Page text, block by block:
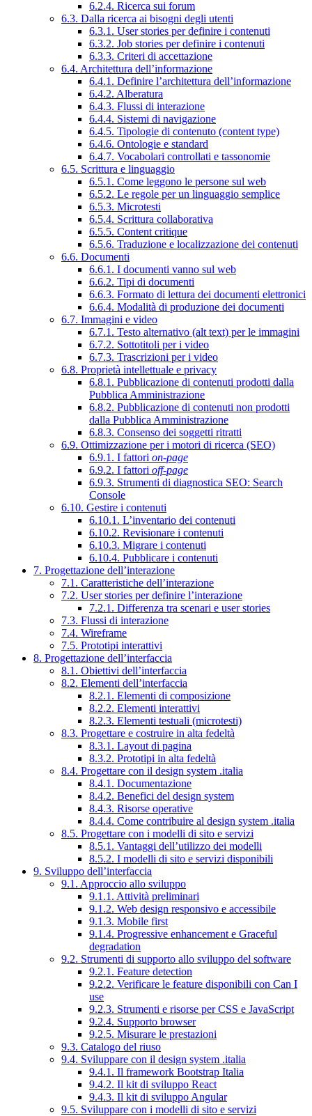
6.2.4. Ricerca sui forum
6.3. Dalla ricerca ai bisogni degli utenti
6.3.1. User stories per definire i contenuti
6.3.2. Job stories per definire i contenuti
6.3.3. Criteri di accettazione
6.4. Architettura dell’informazione
6.4.1. Definire l’architettura dell’informazione
6.4.2. Alberatura
6.4.3. Flussi di interazione
6.4.4. Sistemi di navigazione
6.4.5. Tipologie di contenuto (content type)
6.4.6. Ontologie e standard
6.4.7. Vocabolari controllati e tassonomie
6.5. Scrittura e linguaggio
6.5.1. Come leggono le persone sul web
6.5.2. Le regole per un linguaggio semplice
6.5.3. Microtesti
6.5.4. Scrittura collaborativa
6.5.5. Content critique
6.5.6. Traduzione e localizzazione dei contenuti
6.6. Documenti
6.6.1. I documenti vanno sul web
6.6.2. Tipi di documenti
6.6.3. Formato di lettura dei documenti elettronici
6.6.4. Modalità di produzione dei documenti
6.7. Immagini e video
6.7.1. Testo alternativo (alt text) per le immagini
6.7.2. Sottotitoli per i video
6.7.3. Trascrizioni per i video
6.8. Proprietà intellettuale e privacy
6.8.1. Pubblicazione di contenuti prodotti dalla
Pubblica Amministrazione
6.8.2. Pubblicazione di contenuti non prodotti
dalla Pubblica Amministrazione
6.8.3. Consenso dei soggetti ritratti
6.9. Ottimizzazione per i motori di ricerca (SEO)
6.9.1. I fattori on-page
6.9.2. I fattori off-page
6.9.3. Strumenti di diagnostica SEO: Search
Console
6.10. Gestire i contenuti
6.10.1. L’inventario dei contenuti
6.10.2. Revisionare i contenuti
6.10.3. Migrare i contenuti
6.10.4. Pubblicare i contenuti
7. Progettazione dell’interazione
7.1. Caratteristiche dell’interazione
7.2. User stories per definire l’interazione
7.2.1. Differenza tra scenari e user stories
7.3. Flussi di interazione
7.4. Wireframe
7.5. Prototipi interattivi
8. Progettazione dell’interfaccia
8.1. Obiettivi dell’interfaccia
8.2. Elementi dell’interfaccia
8.2.1. Elementi di composizione
8.2.2. Elementi interattivi
8.2.3. Elementi testuali (microtesti)
8.3. Progettare e costruire in alta fedeltà
8.3.1. Layout di pagina
8.3.2. Prototipi in alta fedeltà
8.4. Progettare con il design system .italia
8.4.1. Documentazione
8.4.2. Benefici del design system
8.4.3. Risorse operative
8.4.4. Come contribuire al design system .italia
8.5. Progettare con i modelli di sito e servizi
8.5.1. Vantaggi dell’utilizzo dei modelli
8.5.2. I modelli di sito e servizi disponibili
9. Sviluppo dell’interfaccia
9.1. Approccio allo sviluppo
9.1.1. Attività preliminari
9.1.2. Web design responsivo e accessibile
9.1.3. Mobile first
9.1.4. Progressive enhancement e Graceful
degradation
9.2. Strumenti di supporto allo sviluppo del software
9.2.1. Feature detection
9.2.2. Verificare le feature disponibili con Can I
use
9.2.3. Strumenti e risorse per CSS e JavaScript
9.2.4. Supporto browser
9.2.5. Misurare le prestazioni
9.3. Catalogo del riuso
9.4. Sviluppare con il design system .italia
9.4.1. Il framework Bootstrap Italia
9.4.2. Il kit di sviluppo React
9.4.3. Il kit di sviluppo Angular
9.5. Sviluppare con i modelli di sito e servizi